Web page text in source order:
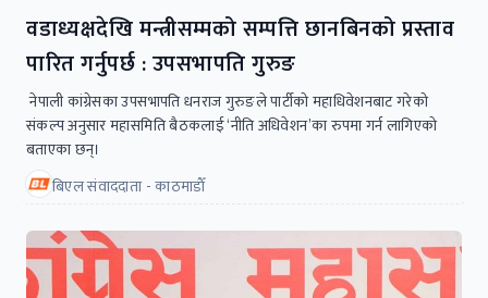
वडाध्यक्षदेखि मन्त्रीसम्मको सम्पत्ति छानबिनको प्रस्ताव
पारित गर्नुपर्छ : उपसभापति गुरुङ
नेपाली कांग्रेसका उपसभापति धनराज गुरुङले पार्टीको महाधिवेशनबाट गरेको
संकल्प अनुसार महासमिति बैठकलाई ‘नीति अधिवेशन’का रुपमा गर्न लागिएको
बताएका छन्।
बिएल संवाददाता - काठमाडाैँ